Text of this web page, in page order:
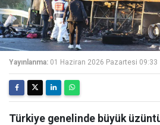
Yayınlanma: 01 Haziran 2026 Pazartesi 09:33
Türkiye genelinde büyük